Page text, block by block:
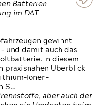
Batterien
im DAT
gewinnt
und damit auch das
In diesem
praxisnahen Überblick
Ionen-
S…
aber auch der